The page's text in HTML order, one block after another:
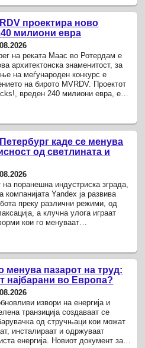
проектира ново
милиони евра
на реката Маас во Ротердам е
архитектонска знаменитост, за
на меѓународен конкурс е
на бирото MVRDV. Проектот
вреден 240 милиони евра, е
по својата композиција од седум
...
каде се менува
од светлината и
на поранешна индустриска зграда,
компанијата Yandex ја развива
преку различни режими, од
а клучна улога играат
кои го менуваат
менува пазарот на труд:
најбарани во Европа?
извори на енергија и
транзиција создаваат се
од стручњаци кои можат
инсталираат и одржуваат
енергија. Новиот документ за